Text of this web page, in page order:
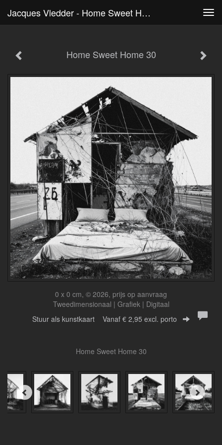
Jacques Vledder - Home Sweet Home 30
Home Sweet Home 30
0 x 0 cm, © 2026, prijs op aanvraag
Tweedimensionaal | Grafiek | Digitaal
Stuur als kunstkaart Vanaf € 2,95 excl. porto
Home Sweet Home 30